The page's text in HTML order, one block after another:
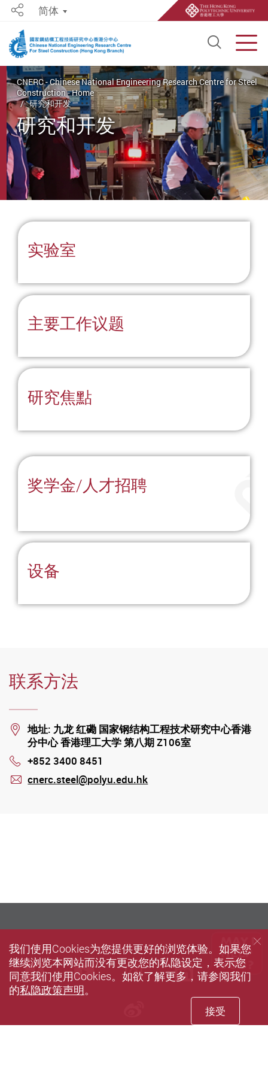
Open
Share简体
Start main content
CNERC - Chinese National Engineering Research Centre for Steel
Construction - Home
研究和开发
研究和开发
实验室
主要工作议题
研究焦點
奖学金/人才招聘
设备
联系方法
Location
地址: 九龙 红磡 国家钢结构工程技术研究中心香港
分中心 香港理工大学 第八期 Z106室
Phone
+852 3400 8451
cnerc.steel@polyu.edu.hk
FacebookYoutubeinstagramLinkedIn
Sina weibo
我们使用Cookies为您提供更好的浏览体验。如果您
继续浏览本网站而没有更改您的私隐设定，表示您
同意我们使用Cookies。如欲了解更多，请参阅我们
的私隐政策声明。
接受